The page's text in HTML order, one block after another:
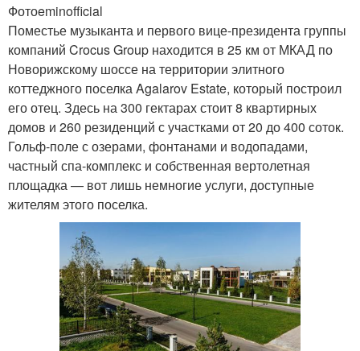
Фотоeminofficial
Поместье музыканта и первого вице-президента группы
компаний Crocus Group находится в 25 км от МКАД по
Новорижскому шоссе на территории элитного
коттеджного поселка Agalarov Estate, который построил
его отец. Здесь на 300 гектарах стоит 8 квартирных
домов и 260 резиденций с участками от 20 до 400 соток.
Гольф-поле с озерами, фонтанами и водопадами,
частный спа-комплекс и собственная вертолетная
площадка — вот лишь немногие услуги, доступные
жителям этого поселка.